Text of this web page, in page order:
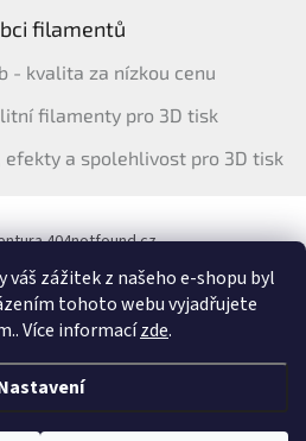
váš zážitek z našeho e-shopu byl
tohoto webu vyjadřujete
Více informacízde.
filamentů
- kvalita za nízkou cenu
filamenty pro 3D tisk
efekty a spolehlivost pro 3D tisk
404notfound.cz
ERYONE pro ČR
&